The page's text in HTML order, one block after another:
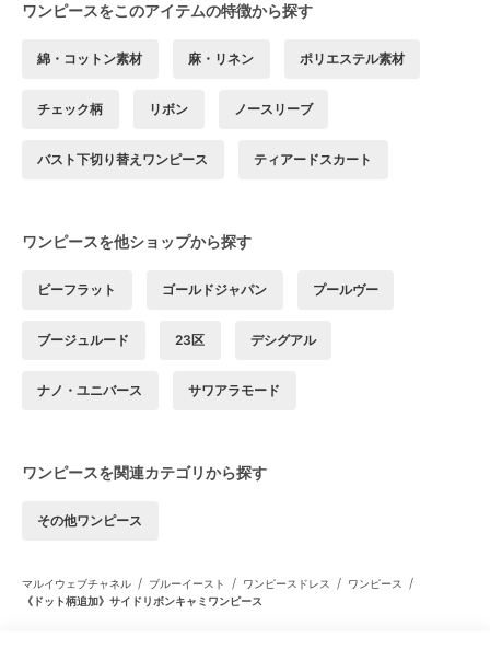
ワンピースをこのアイテムの特徴から探す
綿・コットン素材 麻・リネン ポリエステル素材
チェック柄 リボン ノースリーブ
バスト下切り替えワンピース ティアードスカート
ワンピースを他ショップから探す
ビーフラット ゴールドジャパン プールヴー
ブージュルード 23区 デシグアル
ナノ・ユニバース サワアラモード
ワンピースを関連カテゴリから探す
その他ワンピース
マルイウェブチャネル / ブルーイースト / ワンピースドレス / ワンピース /
《ドット柄追加》サイドリボンキャミワンピース